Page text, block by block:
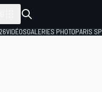
VIDÉOSGALERIES PHOTOPARIS